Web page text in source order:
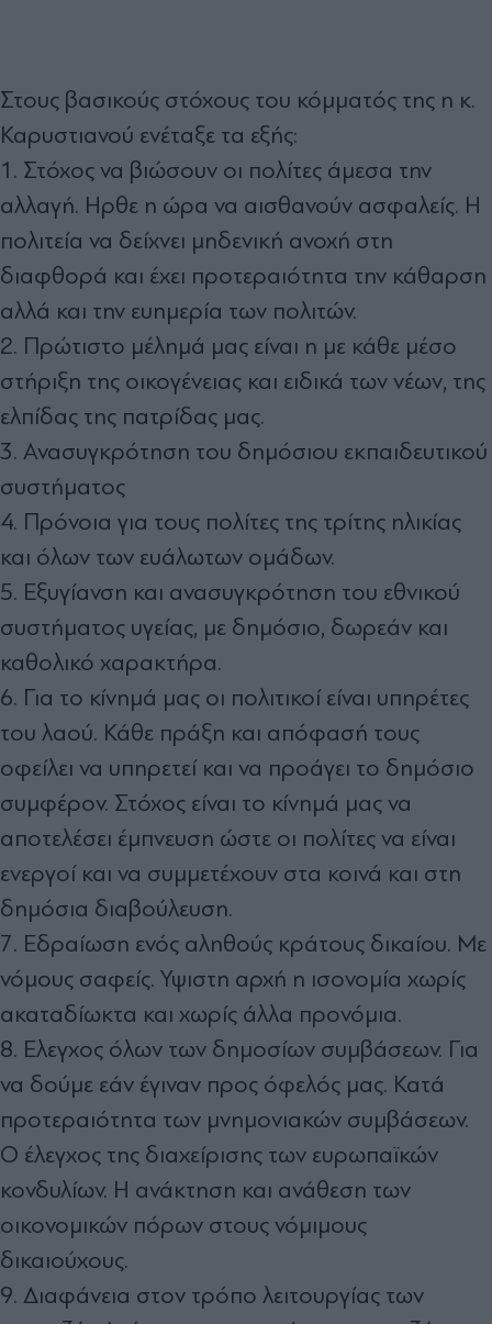
Στους βασικούς στόχους του κόμματός της η κ.
Καρυστιανού ενέταξε τα εξής:
1. Στόχος να βιώσουν οι πολίτες άμεσα την
αλλαγή. Ηρθε η ώρα να αισθανούν ασφαλείς. Η
πολιτεία να δείχνει μηδενική ανοχή στη
διαφθορά και έχει προτεραιότητα την κάθαρση
αλλά και την ευημερία των πολιτών.
2. Πρώτιστο μέλημά μας είναι η με κάθε μέσο
στήριξη της οικογένειας και ειδικά των νέων, της
ελπίδας της πατρίδας μας.
3. Ανασυγκρότηση του δημόσιου εκπαιδευτικού
συστήματος
4. Πρόνοια για τους πολίτες της τρίτης ηλικίας
και όλων των ευάλωτων ομάδων.
5. Εξυγίανση και ανασυγκρότηση του εθνικού
συστήματος υγείας, με δημόσιο, δωρεάν και
καθολικό χαρακτήρα.
6. Για το κίνημά μας οι πολιτικοί είναι υπηρέτες
του λαού. Κάθε πράξη και απόφασή τους
οφείλει να υπηρετεί και να προάγει το δημόσιο
συμφέρον. Στόχος είναι το κίνημά μας να
αποτελέσει έμπνευση ώστε οι πολίτες να είναι
ενεργοί και να συμμετέχουν στα κοινά και στη
δημόσια διαβούλευση.
7. Εδραίωση ενός αληθούς κράτους δικαίου. Με
νόμους σαφείς. Υψιστη αρχή η ισονομία χωρίς
ακαταδίωκτα και χωρίς άλλα προνόμια.
8. Ελεγχος όλων των δημοσίων συμβάσεων. Για
να δούμε εάν έγιναν προς όφελός μας. Κατά
προτεραιότητα των μνημονιακών συμβάσεων.
Ο έλεγχος της διαχείρισης των ευρωπαϊκών
κονδυλίων. Η ανάκτηση και ανάθεση των
οικονομικών πόρων στους νόμιμους
δικαιούχους.
9. Διαφάνεια στον τρόπο λειτουργίας των